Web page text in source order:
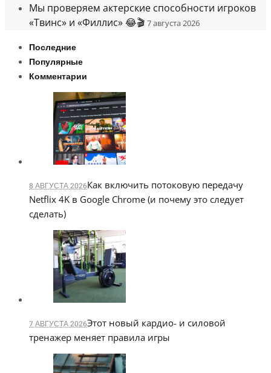
Мы проверяем актерские способности игроков
«Твинс» и «Филлис» 😂🎬 7 августа 2026
Последние
Популярные
Комментарии
8 АВГУСТА 2026Как включить потоковую передачу
Netflix 4K в Google Chrome (и почему это следует
сделать)
7 АВГУСТА 2026Этот новый кардио- и силовой
тренажер меняет правила игры